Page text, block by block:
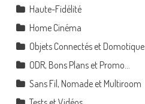
Haute-Fidélité
Home Cinéma
Objets Connectés et Domotique
ODR, Bons Plans et Promo…
Sans Fil, Nomade et Multiroom